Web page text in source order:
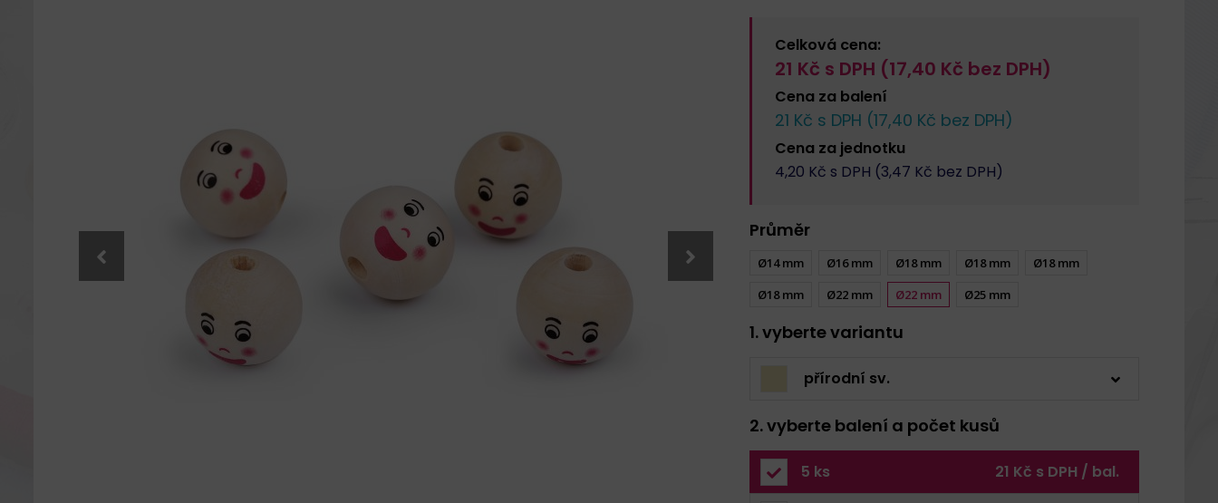
Celková cena:
21 Kč s DPH (17,40 Kč bez DPH)
Cena za balení
21 Kč s DPH (17,40 Kč bez DPH)
Cena za jednotku
4,20 Kč s DPH (3,47 Kč bez DPH)
Průměr
Ø14 mm Ø16 mm Ø18 mm Ø18 mm
Ø18 mm
Ø18 mm
Ø22 mm Ø22 mm Ø25 mm
1. vyberte variantu
přírodní sv.
2. vyberte balení a počet kusů
5 ks 21 Kč s DPH / bal.